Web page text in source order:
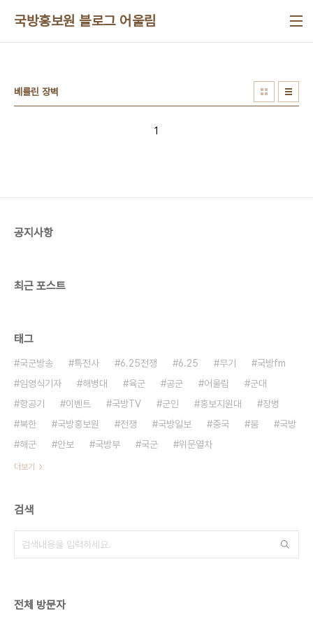
국방홍보원 블로그 어울림
베를린 장벽
1
공지사항
최근 포스트
태그
국군방송 특전사 6.25전쟁 6.25 무기
국방fm
임영식기자
해병대 육군 공군 어울림
군대
항공기
이벤트 국방TV 군인 홍보지원대
장병
북한
국방홍보원 전쟁 국방일보 중국 붐
국방
해군
안보 국방부 국군 위문열차
더보기
검색
전체 방문자